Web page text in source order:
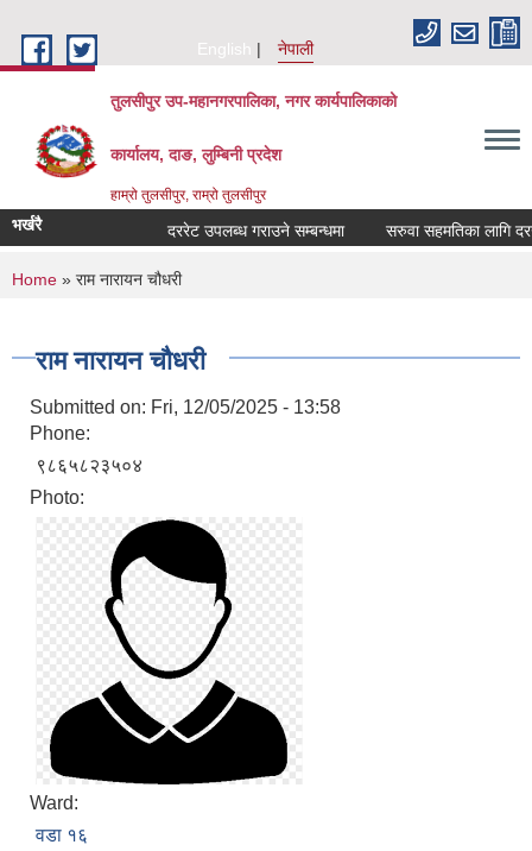
English
नेपाली
तुलसीपुर उप-महानगरपालिका, नगर कार्यपालिकाको
कार्यालय, दाङ, लुम्बिनी प्रदेश
हाम्रो तुलसीपुर, राम्रो तुलसीपुर
भर्खरै दररेट उपलब्ध गराउने सम्बन्धमा सरुवा सहमतिका लागि
You are here
Home » राम नारायन चौधरी
राम नारायन चौधरी
Submitted on: Fri, 12/05/2025 - 13:58
Phone:
९८६५८२३५०४
Photo:
Ward:
वडा १६